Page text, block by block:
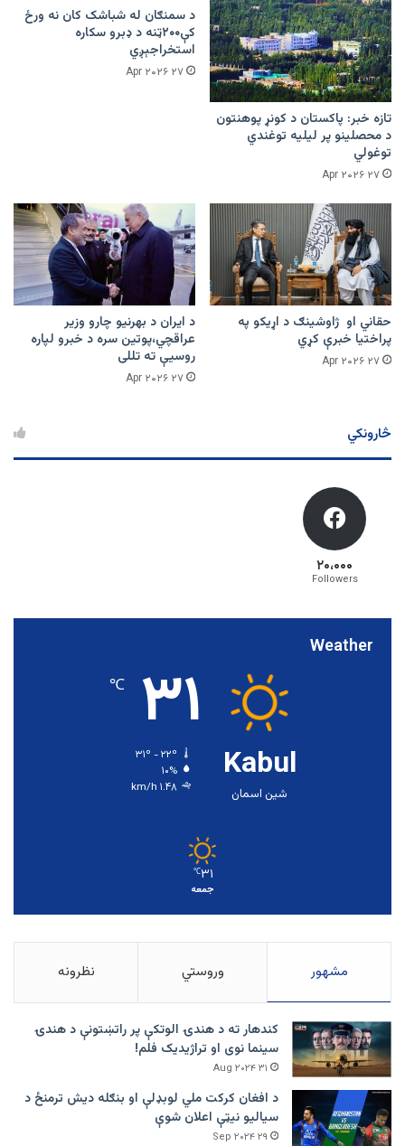
تازه خبر: پاکستان د کونړ پوهنتون
د محصلینو پر لیلیه توغندي
توغولي
۲۷ Apr ۲۰۲۶
د سمنګان له شباشک کان نه ورځ
کې۲۰۰ټنه د ډبرو سکاره
استخراجېږي
۲۷ Apr ۲۰۲۶
حقاني او ژاوشینګ د اړیکو په
پراختیا خبرې کړي
۲۷ Apr ۲۰۲۶
د ایران د بهرنیو چارو وزیر
عراقچي،پوتین سره د خبرو لپاره
روسیې ته تللی
۲۷ Apr ۲۰۲۶
څارونکي
۲۰،۰۰۰
Followers
Weather
Kabul
شین اسمان
۳۱ ℃
۱۰%
۱.۴۸ km/h
۳۱℃
جمعه
مشهور وروستي نظرونه
کندهار ته د هندۍ الوتکې پر راتښتونې د هندۍ
سینما نوی او تراژيديک فلم!
۳۱ Aug ۲۰۲۴
د افغان کرکت ملي لوبډلې او بنګله دیش ترمنځ د
سیالیو نیټې اعلان شوې
۲۹ Sep ۲۰۲۴